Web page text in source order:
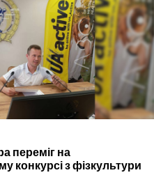
переміг на
конкурсі з фізкультури